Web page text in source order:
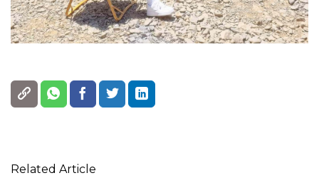
Related Article